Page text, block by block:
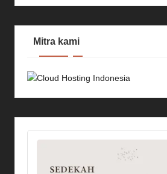
Mitra kami